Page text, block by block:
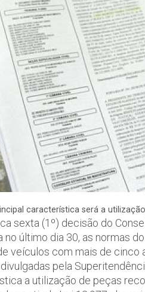
característica será a
sexta (1º) decisão do
no último dia 30, as normas
veículos com mais de cinco
pela
a utilização de peças